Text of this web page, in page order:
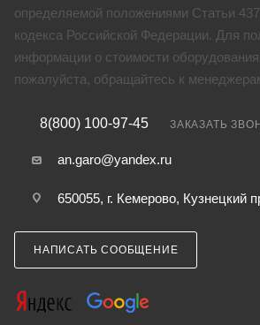
определяемой положениями Статьи
кодекса Российской Федерации. Для
информации о стоимости
пожалуйста, обращайтесь к
8(800) 100-97-45 ЗАКАЗАТЬ
an.garo@yandex.ru
650055, г. Кемерово, Кузнецкий
НАПИСАТЬ СООБЩЕНИЕ